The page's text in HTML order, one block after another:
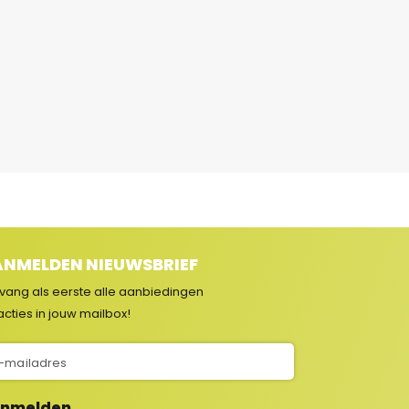
NIEUWSBRIEF
als eerste alle aanbiedingen
in jouw mailbox!